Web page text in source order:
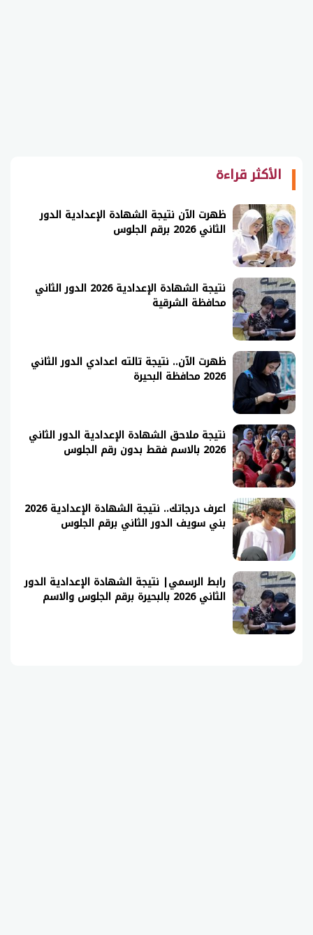
الأكثر قراءة
ظهرت الآن نتيجة الشهادة الإعدادية الدور
الثاني 2026 برقم الجلوس
نتيجة الشهادة الإعدادية 2026 الدور الثاني
محافظة الشرقية
ظهرت الآن.. نتيجة تالته اعدادي الدور الثاني
2026 محافظة البحيرة
نتيجة ملاحق الشهادة الإعدادية الدور الثاني
2026 بالاسم فقط بدون رقم الجلوس
اعرف درجاتك.. نتيجة الشهادة الإعدادية 2026
بني سويف الدور الثاني برقم الجلوس
رابط الرسمي| نتيجة الشهادة الإعدادية الدور
الثاني 2026 بالبحيرة برقم الجلوس والاسم